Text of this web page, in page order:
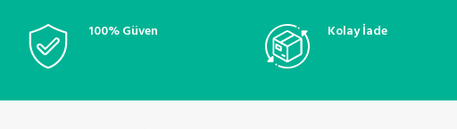
termostatik kontrol valfi, oto klima bakım ve
onarım
100% Güven Kolay İade